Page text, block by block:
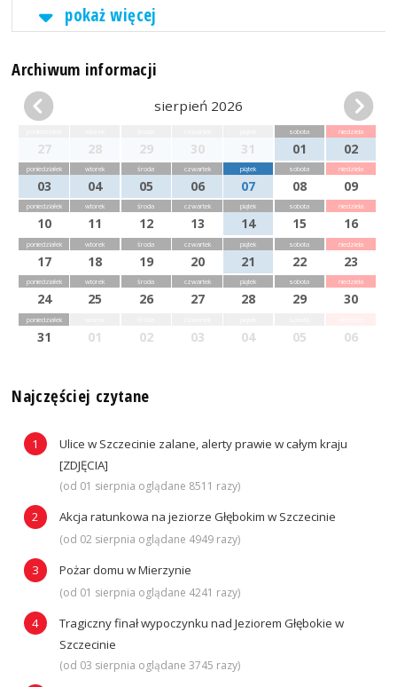
pokaż więcej
Archiwum informacji
sierpień 2026
27 28 29 30 31
sobota
01
niedziela
02
poniedziałek
03
wtorek
04
środa
05
czwartek
06
piątek
07
sobota
08
niedziela
09
poniedziałek
10
wtorek
11
środa
12
czwartek
13
piątek
14
sobota
15
niedziela
16
poniedziałek
17
wtorek
18
środa
19
czwartek
20
piątek
21
sobota
22
niedziela
23
poniedziałek
24
wtorek
25
środa
26
czwartek
27
piątek
28
sobota
29
niedziela
30
poniedziałek
31 01 02 03 04 05 06
Najczęściej czytane
Ulice w Szczecinie zalane, alerty prawie w całym kraju
[ZDJĘCIA]
(od 01 sierpnia oglądane 8511 razy)
Akcja ratunkowa na jeziorze Głębokim w Szczecinie
(od 02 sierpnia oglądane 4949 razy)
Pożar domu w Mierzynie
(od 01 sierpnia oglądane 4241 razy)
Tragiczny finał wypoczynku nad Jeziorem Głębokie w
Szczecinie
(od 03 sierpnia oglądane 3745 razy)